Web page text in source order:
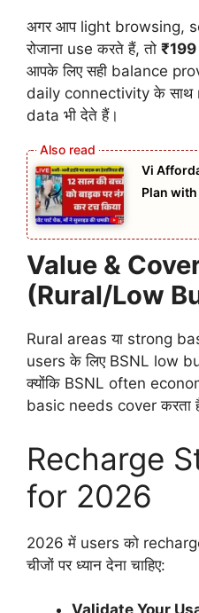
अगर आप light browsing,
रोजाना use करते हैं, तो
आपके लिए सही balance
daily connectivity के
data भी देते हैं।
Vi
Plan with
Value &
(Rural/Low
Rural areas या strong
users के लिए BSNL low
क्योंकि BSNL often
basic needs cover करता
Recharge
for 2026
2026 में users को
चीजों पर ध्यान देना चाहिए: